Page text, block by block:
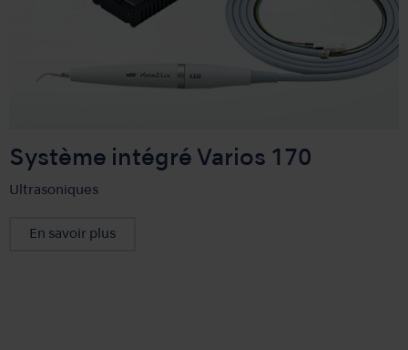
Système intégré Varios 170
Ultrasoniques
En savoir plus